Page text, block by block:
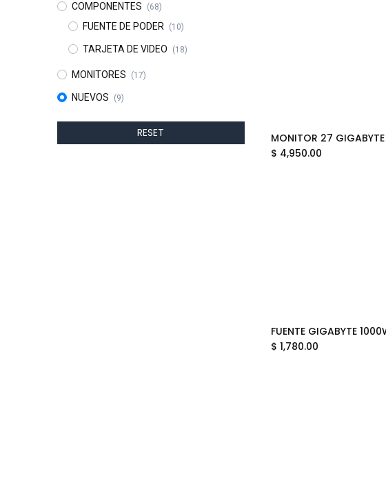
COMPONENTES
(68)
FUENTE DE PODER (10)
TARJETA DE VIDEO (18)
MONITORES (17)
NUEVOS (9)
RESET Add to Cart
$ 4,950.00
Add to Cart
$ 1,780.00